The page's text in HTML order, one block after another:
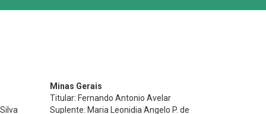
Minas Gerais
Titular: Fernando Antonio Avelar
Suplente: Maria Leonidia Angelo P. de